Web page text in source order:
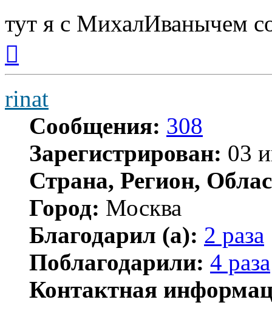
тут я с МихалИванычем
началу
rinat
Сообщения: 308
Зарегистрирован: 03
Страна, Регион,
Город: Москва
Благодарил (а): 2 раза
Поблагодарили: 4 раза
Контактная